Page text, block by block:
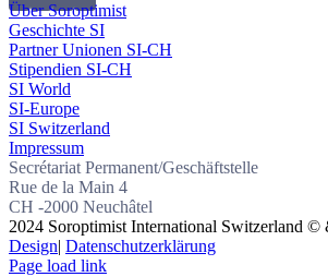
Über Soroptimist
Geschichte SI
Partner Unionen SI-CH
Stipendien SI-CH
SI World
SI-Europe
SI Switzerland
Impressum
Secrétariat Permanent/Geschäftstelle
Rue de la Main 4
CH -2000 Neuchâtel
2024 Soroptimist International Switzerland ©
Design| Datenschutzerklärung
Page load link